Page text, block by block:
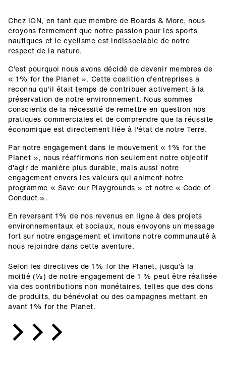
Chez ION, en tant que membre de Boards & More, nous
croyons fermement que notre passion pour les sports
nautiques et le cyclisme est indissociable de notre
respect de la nature.
C'est pourquoi nous avons décidé de devenir membres de
« 1% for the Planet ». Cette coalition d’entreprises a
reconnu qu’il était temps de contribuer activement à la
préservation de notre environnement. Nous sommes
conscients de la nécessité de remettre en question nos
pratiques commerciales et de comprendre que la réussite
économique est directement liée à l'état de notre Terre.
Par notre engagement dans le mouvement « 1% for the
Planet », nous réaffirmons non seulement notre objectif
d'agir de manière plus durable, mais aussi notre
engagement envers les valeurs qui animent notre
programme « Save our Playgrounds » et notre « Code of
Conduct ».
En reversant 1% de nos revenus en ligne à des projets
environnementaux et sociaux, nous envoyons un message
fort sur notre engagement et invitons notre communauté à
nous rejoindre dans cette aventure.
Selon les directives de 1% for the Planet, jusqu’à la
moitié (½) de notre engagement de 1 % peut être réalisée
via des contributions non monétaires, telles que des dons
de produits, du bénévolat ou des campagnes mettant en
avant 1% for the Planet.
>>>